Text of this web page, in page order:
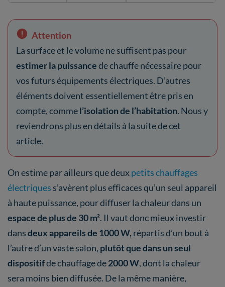
Attention
La surface et le volume ne suffisent pas pour
estimer la puissancede chauffe nécessaire pour
vos futurs équipements électriques. D’autres
éléments doivent essentiellement être pris en
compte, commel’isolation de l’habitation. Nous y
reviendrons plus en détails à la suite de cet
article.
On estime par ailleurs que deuxpetits chauffages
électriques s’avèrent plus efficaces qu’un seul appareil
à haute puissance, pour diffuser la chaleur dans un
espace de plus de 30 m². Il vaut donc mieux investir
dansdeux appareils de 1000 W,répartis d’un bout à
l’autre d’un vaste salon, plutôt que dans un seul
dispositifde chauffage de2000 W, dont la chaleur
sera moins bien diffusée. De la même manière,